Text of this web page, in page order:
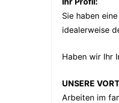
Sie haben
idealerweise
Haben wir Ihr
UNSERE
Arbeiten im